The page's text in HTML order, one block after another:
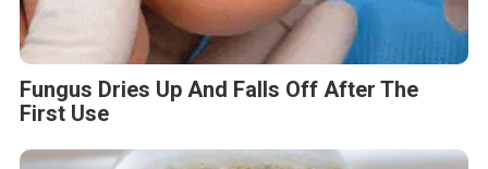
Fungus Dries Up And Falls Off After The
First Use